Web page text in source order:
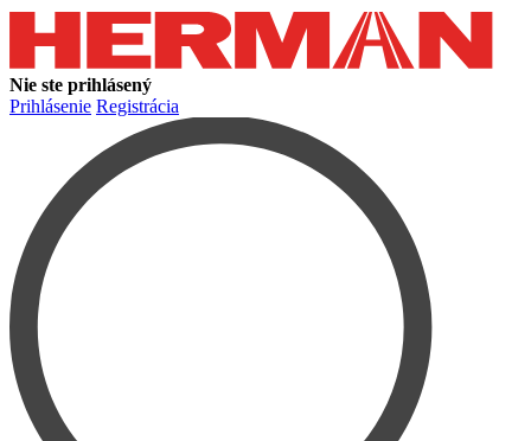
Nie ste prihlásený
Prihlásenie Registrácia